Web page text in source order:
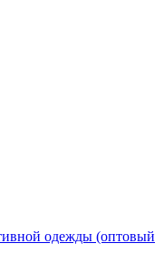
одежды (оптовый